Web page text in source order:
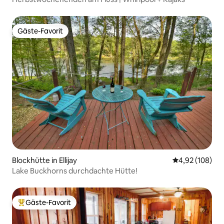
Gäste-Favorit
Gäste-Favorit
Blockhütte in Ellijay
4,92 (108)
Lake Buckhorns durchdachte Hütte!
Beliebter Gäste-Favorit.
Gäste-Favorit